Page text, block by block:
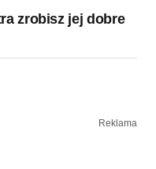
zrobisz jej dobre
Reklama